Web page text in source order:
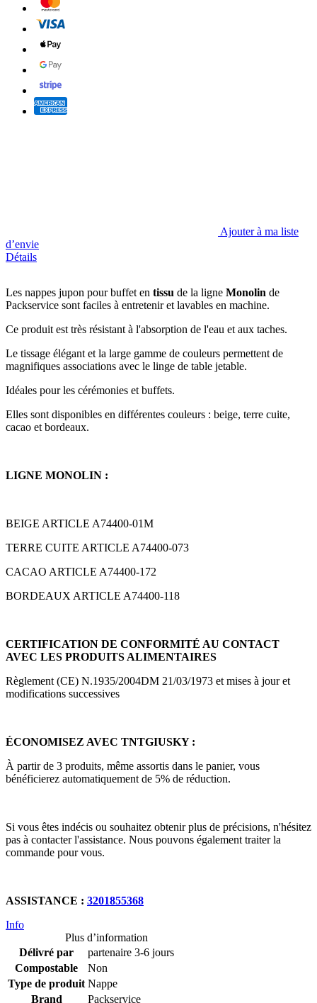
Ajouter à ma liste
d’envie
Détails
Les nappes jupon pour buffet en tissu de la ligne Monolin de
Packservice sont faciles à entretenir et lavables en machine.
Ce produit est très résistant à l'absorption de l'eau et aux taches.
Le tissage élégant et la large gamme de couleurs permettent de
magnifiques associations avec le linge de table jetable.
Idéales pour les cérémonies et buffets.
Elles sont disponibles en différentes couleurs : beige, terre cuite,
cacao et bordeaux.
LIGNE MONOLIN :
BEIGE ARTICLE A74400-01M
TERRE CUITE ARTICLE A74400-073
CACAO ARTICLE A74400-172
BORDEAUX ARTICLE A74400-118
CERTIFICATION DE CONFORMITÉ AU CONTACT
AVEC LES PRODUITS ALIMENTAIRES
Règlement (CE) N.1935/2004DM 21/03/1973 et mises à jour et
modifications successives
ÉCONOMISEZ AVEC TNTGIUSKY :
À partir de 3 produits, même assortis dans le panier, vous
bénéficierez automatiquement de 5% de réduction.
Si vous êtes indécis ou souhaitez obtenir plus de précisions, n'hésitez
pas à contacter l'assistance. Nous pouvons également traiter la
commande pour vous.
ASSISTANCE : 3201855368
Info
Plus d’information
Délivré par
partenaire 3-6 jours
Compostable
Non
Type de produit Nappe
Brand
Packservice